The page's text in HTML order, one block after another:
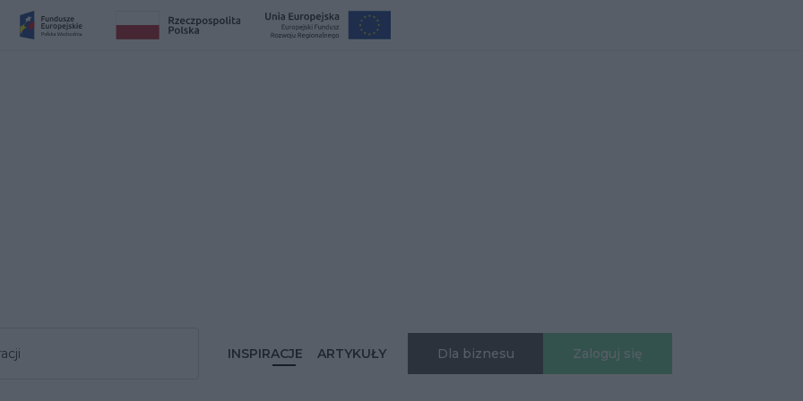
INSPIRACJE ARTYKUŁY Dla biznesu Zaloguj się